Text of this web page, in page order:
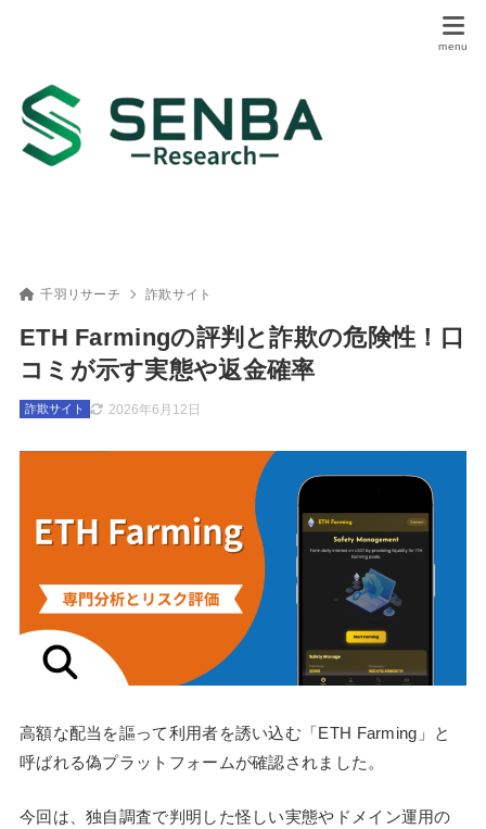
千羽リサーチ 詐欺サイト
ETH Farmingの評判と詐欺の危険性！口
コミが示す実態や返金確率
2026年6月12日
詐欺サイト
高額な配当を謳って利用者を誘い込む「ETH Farming」と
呼ばれる偽プラットフォームが確認されました。
今回は、独自調査で判明した怪しい実態やドメイン運用の